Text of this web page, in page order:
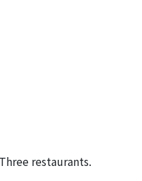
restaurants.